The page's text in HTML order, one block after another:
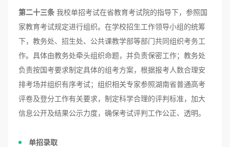
第二十三条 我校单招考试在省教育考试院的指导下，参照国
家教育考试规定进行组织。在学校招生工作领导小组的统筹
下，教务处、招生处、公共课教学部等部门共同组织考务工
作。具体由教务处牵头组织命题，并负责保密工作；教务处
负责按国考要求制定具体的组考方案，根据报考人数合理安
排考场并组织有序考试；组织相关专家参照湖南省普通高考
评卷及登分工作有关要求，制定科学合理的评判标准，加大
信息公开及结果公示力度，确保考试评判工作公正、透明。
单招录取